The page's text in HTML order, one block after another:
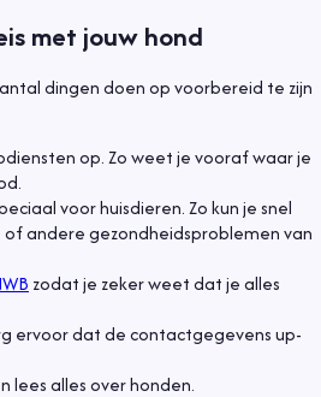
met jouw hond
dingen doen op voorbereid te zijn
op. Zo weet je vooraf waar je
voor huisdieren. Zo kun je snel
andere gezondheidsproblemen van
zodat je zeker weet dat je alles
ervoor dat de contactgegevens up-
lees alles over honden.